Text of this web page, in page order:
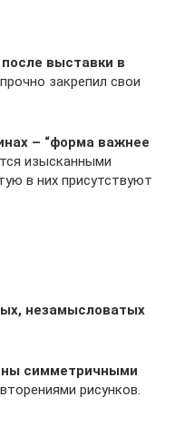
выставки в
закрепил свои
– “форма важнее
изысканными
в них присутствуют
незамысловатых
симметричными
рисунков.